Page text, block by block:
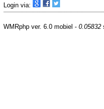
Login via:
WMRphp ver. 6.0 mobiel - 0.05832